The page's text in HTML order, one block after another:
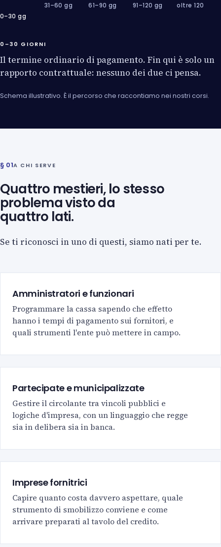
0–30 gg
31–60 gg 61–90 gg 91–120 gg oltre 120
0–30 GIORNI
Il termine ordinario di pagamento. Fin qui è solo un
rapporto contrattuale: nessuno dei due ci pensa.
Schema illustrativo. È il percorso che raccontiamo nei nostri corsi.
§ 01A CHI SERVE
Quattro mestieri, lo stesso
problema visto da
quattro lati.
Se ti riconosci in uno di questi, siamo nati per te.
Amministratori e funzionari
Programmare la cassa sapendo che effetto
hanno i tempi di pagamento sui fornitori, e
quali strumenti l'ente può mettere in campo.
Partecipate e municipalizzate
Gestire il circolante tra vincoli pubblici e
logiche d'impresa, con un linguaggio che regge
sia in delibera sia in banca.
Imprese fornitrici
Capire quanto costa davvero aspettare, quale
strumento di smobilizzo conviene e come
arrivare preparati al tavolo del credito.